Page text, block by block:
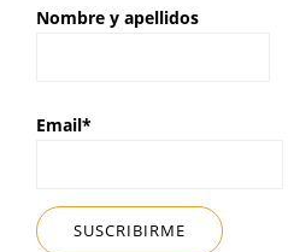
Nombre y apellidos
Email*